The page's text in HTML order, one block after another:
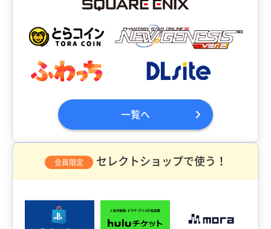
一覧へ
会員限定 セレクトショップで使う！